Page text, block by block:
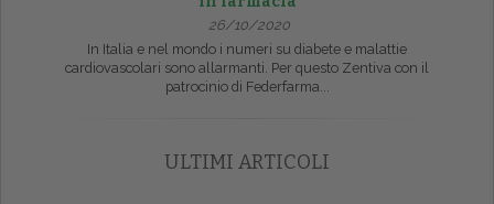
26/10/2020
In Italia e nel mondo i numeri su diabete e malattie
cardiovascolari sono allarmanti. Per questo Zentiva con il
patrocinio di Federfarma...
ULTIMI ARTICOLI